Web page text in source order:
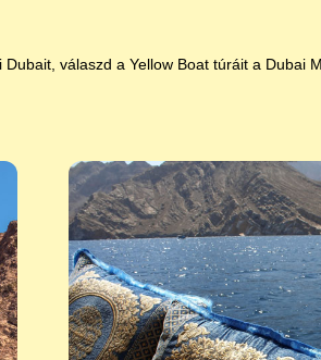
válaszd a Yellow Boat túráit a Dubai